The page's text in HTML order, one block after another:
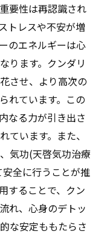
要性は再認識され
トレスや不安が増
のエネルギーは心
ります。クンダリ
させ、より高次の
れています。この
なる力が引き出さ
ています。また、
気功(天啓気功治療
全に行うことが推
することで、クン
れ、心身のデトッ
な安定ももたらさ